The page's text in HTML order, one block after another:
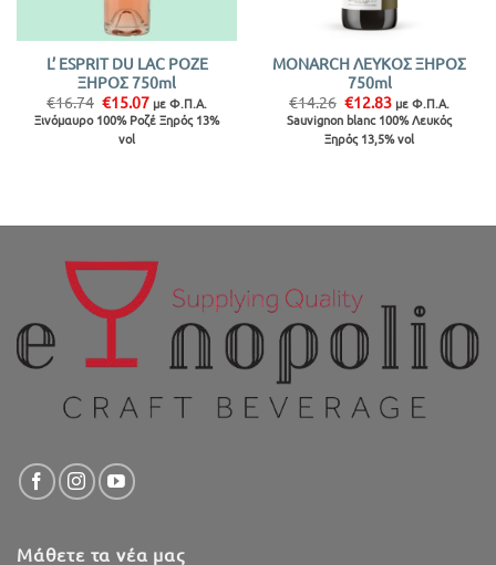
L’ ESPRIT DU LAC ΡΟΖΕ
ΞΗΡΟΣ 750ml
€16.74 Original
price
was:
€16.74.
€15.07Η
τρέχουσα
τιμή
με Φ.Π.Α.
Ξινόμαυρο 100% Ροζέ Ξηρός 13%
vol
MONARCH ΛΕΥΚΟΣ ΞΗΡΟΣ
750ml
€14.26 Original
price
was:
€14.26.
€12.83Η
τρέχουσα
τιμή
είναι:
με Φ.Π.Α.
Sauvignon blanc 100% Λευκός
Ξηρός 13,5% vol
Μάθετε τα νέα μας